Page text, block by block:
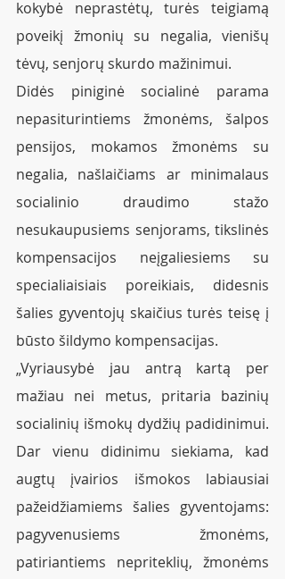
kokybė neprastėtų, turės teigiamą
poveikį žmonių su negalia, vienišų
tėvų, senjorų skurdo mažinimui.
Didės piniginė socialinė parama
nepasiturintiems žmonėms, šalpos
pensijos, mokamos žmonėms su
negalia, našlaičiams ar minimalaus
socialinio draudimo stažo
nesukaupusiems senjorams, tikslinės
kompensacijos neįgaliesiems su
specialiaisiais poreikiais, didesnis
šalies gyventojų skaičius turės teisę į
būsto šildymo kompensacijas.
„Vyriausybė jau antrą kartą per
mažiau nei metus, pritaria bazinių
socialinių išmokų dydžių padidinimui.
Dar vienu didinimu siekiama, kad
augtų įvairios išmokos labiausiai
pažeidžiamiems šalies gyventojams:
pagyvenusiems žmonėms,
patiriantiems nepriteklių, žmonėms